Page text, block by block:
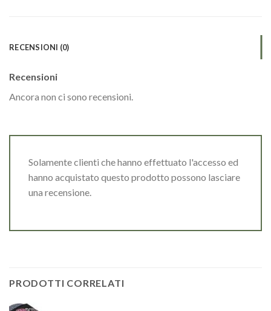
RECENSIONI (0)
Recensioni
Ancora non ci sono recensioni.
Solamente clienti che hanno effettuato l'accesso ed
hanno acquistato questo prodotto possono lasciare
una recensione.
PRODOTTI CORRELATI